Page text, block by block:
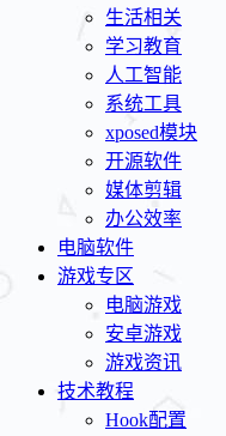
生活相关
学习教育
人工智能
系统工具
xposed模块
开源软件
媒体剪辑
办公效率
电脑软件
游戏专区
电脑游戏
安卓游戏
游戏资讯
技术教程
Hook配置